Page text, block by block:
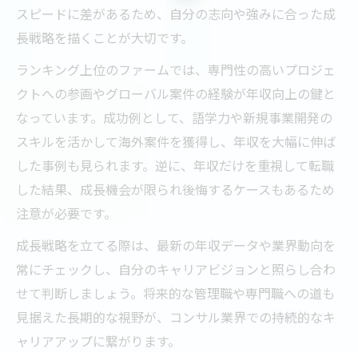
スピードに差があるため、自分の志向や強みに合った成
長戦略を描くことが大切です。
ランキング上位のファームでは、専門性の高いプロジェ
クトへの参画やグローバル案件の経験が年収向上の鍵と
なっています。成功例として、語学力や新規事業開発の
スキルを活かして海外案件を獲得し、年収を大幅に伸ば
した事例も見られます。逆に、年収だけを重視して転職
した結果、成長機会が限られ後悔するケースもあるため
注意が必要です。
成長戦略を立てる際は、最新の年収データや業界動向を
常にチェックし、自分のキャリアビジョンと照らし合わ
せて判断しましょう。将来的な管理職や専門職への道も
見据えた長期的な視野が、コンサル業界での持続的なキ
ャリアアップに繋がります。